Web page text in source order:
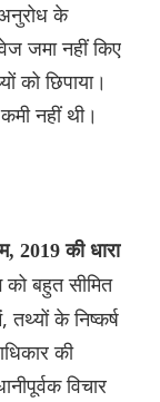
के
जमा नहीं किए
को छिपाया।
नहीं थी।
2019 की धारा
बहुत सीमित
के निष्कर्ष
की
विचार